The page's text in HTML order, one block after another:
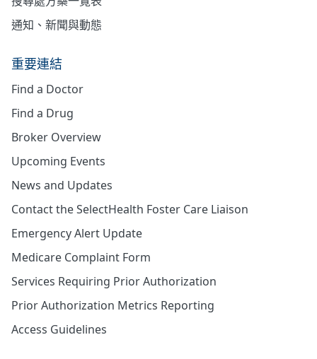
通知、新聞與動態
重要連結
Find a Doctor
Find a Drug
Broker Overview
Upcoming Events
News and Updates
Contact the SelectHealth Foster Care Liaison
Emergency Alert Update
Medicare Complaint Form
Services Requiring Prior Authorization
Prior Authorization Metrics Reporting
Access Guidelines